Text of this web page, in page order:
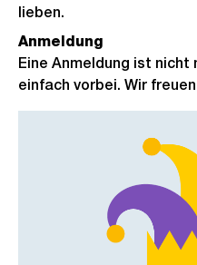
lieben.
Anmeldung
Eine Anmeldung ist nicht
einfach vorbei. Wir